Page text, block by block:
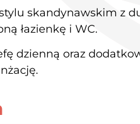
skandynawskim z
łazienkę i WC.
dzienną oraz